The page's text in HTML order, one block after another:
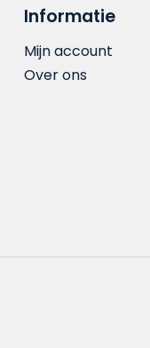
Informatie
Mijn account
Over ons